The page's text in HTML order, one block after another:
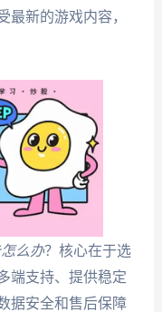
最新的游戏内容，
么办？核心在于选
端支持、提供稳定
据安全和售后保障